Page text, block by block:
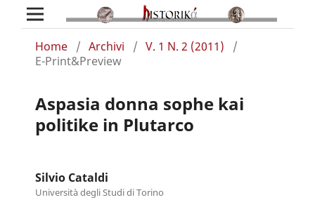
Home / Archivi / V. 1 N. 2 (2011)
/
E-Print&Preview
Aspasia donna sophe kai
politike in Plutarco
Silvio Cataldi
Università degli Studi di Torino